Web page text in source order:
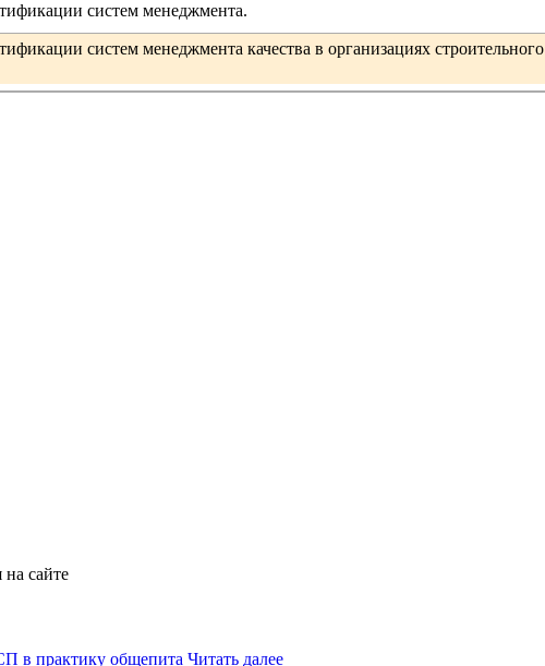
систем менеджмента.
систем менеджмента качества в организациях строительного
на сайте
Читать далее